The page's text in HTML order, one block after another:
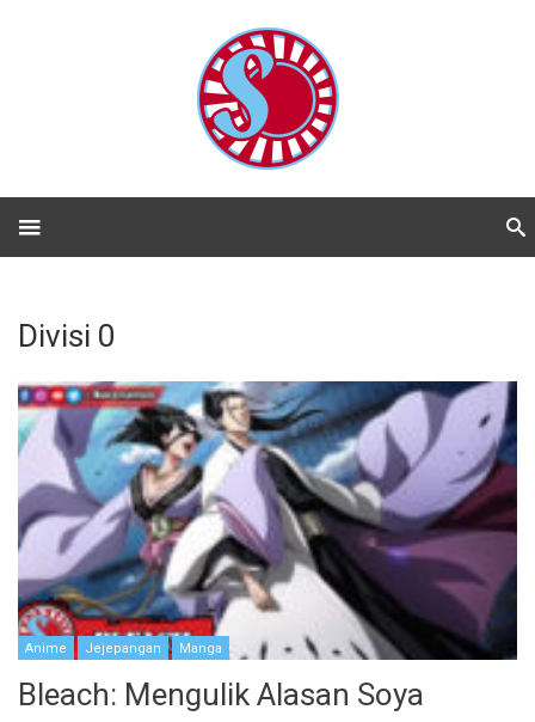
Divisi 0
Anime Jejepangan Manga
Bleach: Mengulik Alasan Soya